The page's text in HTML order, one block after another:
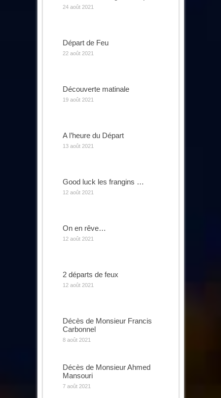
24 août 2021
Départ de Feu
22 août 2021
Découverte matinale
19 août 2021
A l’heure du Départ
13 août 2021
Good luck les frangins …
12 août 2021
On en rêve…
12 août 2021
2 départs de feux
12 août 2021
Décès de Monsieur Francis
Carbonnel
8 août 2021
Décès de Monsieur Ahmed
Mansouri
7 août 2021